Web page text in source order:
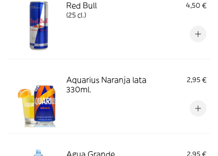
Red Bull
4,50 €
(25 cl.)
Aquarius Naranja lata
330ml.
2,95 €
Agua Grande
2,95 €